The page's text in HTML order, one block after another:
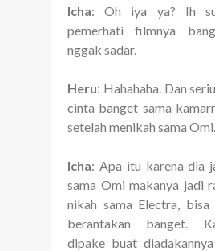
Icha: Oh iya ya? Ih
pemerhati filmnya
nggak sadar.
Heru: Hahahaha. Dan
cinta banget sama
setelah menikah sama Omi.
Icha: Apa itu karena dia
sama Omi makanya jadi
nikah sama Electra, bisa
berantakan banget.
dipake buat